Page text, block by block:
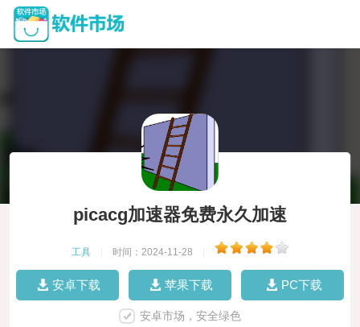
picacg加速器免费永久加速
工具 时间：2024-11-28
安卓下载 苹果下载 PC下载
安卓市场，安全绿色